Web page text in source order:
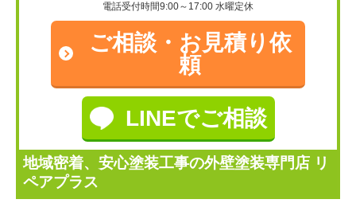
電話受付時間9:00～17:00 水曜定休
ご相談・ お見積り依
頼
LINEでご相談
地域密着、安心塗装工事の外壁塗装専門店 リ
ペアプラス